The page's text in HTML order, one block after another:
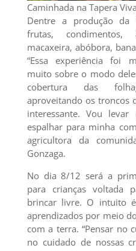
Caminhada na Tapera
Dentre a produção da
frutas,
macaxeira, abóbora,
“Essa experiência foi
muito sobre o modo
cobertura das
aproveitando os troncos
interessante. Vou
espalhar para minha
agricultora da
Gonzaga.
No dia 8/12 será a
para crianças voltada
brincar livre. O intuito
aprendizados por meio
com a terra. “Pensar no
no cuidado de nossas